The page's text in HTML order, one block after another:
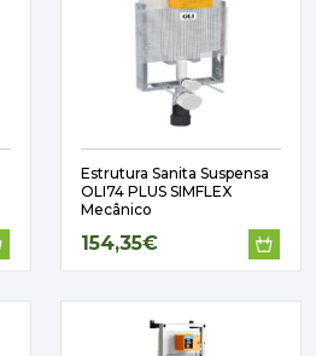
Estrutura Sanita Suspensa
OLI74 PLUS SIMFLEX
Mecânico
154,35€